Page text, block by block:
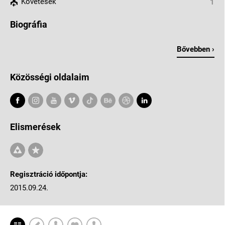
1
Biográfia
Bővebben ›
Közösségi oldalaim
Elismerések
Regisztráció időpontja:
2015.09.24.